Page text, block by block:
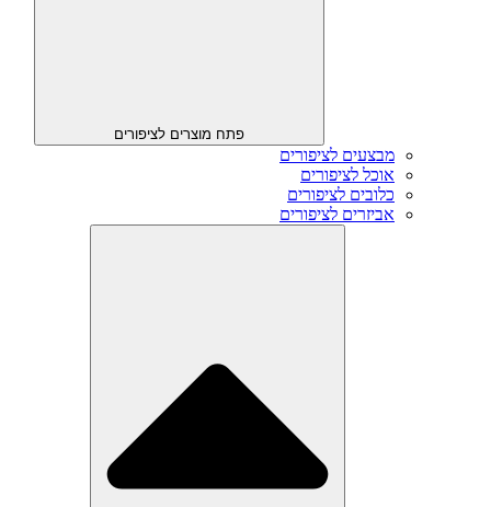
פתח מוצרים לציפורים
מבצעים לציפורים
אוכל לציפורים
כלובים לציפורים
אביזרים לציפורים